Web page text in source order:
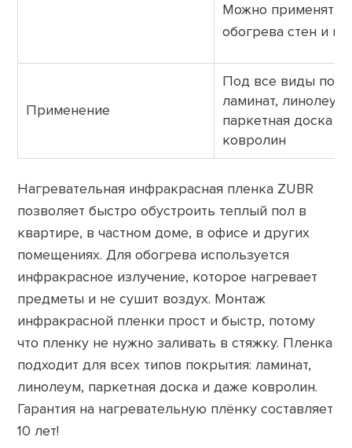
Можно применять
обогрева стен и
Применение
Под все виды
ламинат, линолеум,
паркетная доска и
ковролин
Нагревательная инфракрасная пленка ZUBR
позволяет быстро обустроить теплый пол в
квартире, в частном доме, в офисе и других
помещениях. Для обогрева используется
инфракрасное излучение, которое нагревает
предметы и не сушит воздух. Монтаж
инфракрасной пленки прост и быстр, потому
что пленку не нужно заливать в стяжку. Пленка
подходит для всех типов покрытия: ламинат,
линолеум, паркетная доска и даже ковролин.
Гарантия на нагревательную плёнку составляет
10 лет!